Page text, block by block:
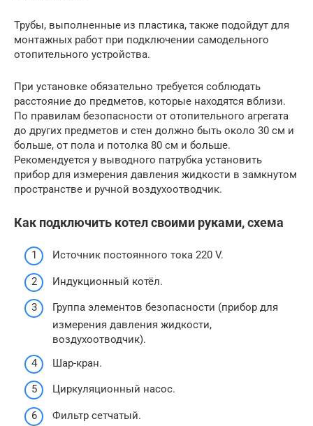
Трубы, выполненные из пластика, также подойдут для
монтажных работ при подключении самодельного
отопительного устройства.
При установке обязательно требуется соблюдать
расстояние до предметов, которые находятся вблизи.
По правилам безопасности от отопительного агрегата
до других предметов и стен должно быть около 30 см и
больше, от пола и потолка 80 см и больше.
Рекомендуется у выводного патрубка установить
прибор для измерения давления жидкости в замкнутом
пространстве и ручной воздухоотводчик.
Как подключить котел своими руками, схема
Источник постоянного тока 220 V.
Индукционный котёл.
Группа элементов безопасности (прибор для
измерения давления жидкости,
воздухоотводчик).
Шар-кран.
Циркуляционный насос.
Фильтр сетчатый.